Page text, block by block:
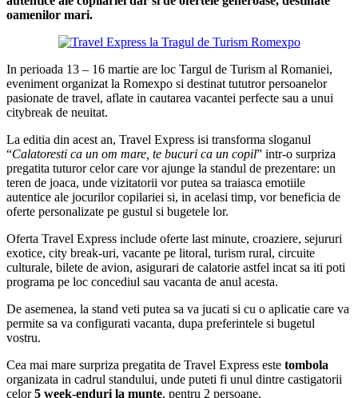
oamenilor mari.
In perioada 13 – 16 martie are loc Targul de Turism al Romaniei,
eveniment organizat la Romexpo si destinat tututror persoanelor
pasionate de travel, aflate in cautarea vacantei perfecte sau a unui
citybreak de neuitat.
La editia din acest an, Travel Express isi transforma sloganul
“Calatoresti ca un om mare, te bucuri ca un copil” intr-o surpriza
pregatita tuturor celor care vor ajunge la standul de prezentare: un
teren de joaca, unde vizitatorii vor putea sa traiasca emotiile
autentice ale jocurilor copilariei si, in acelasi timp, vor beneficia de
oferte personalizate pe gustul si bugetele lor.
Oferta Travel Express include oferte last minute, croaziere, sejururi
exotice, city break-uri, vacante pe litoral, turism rural, circuite
culturale, bilete de avion, asigurari de calatorie astfel incat sa iti poti
programa pe loc concediul sau vacanta de anul acesta.
De asemenea, la stand veti putea sa va jucati si cu o aplicatie care va
permite sa va configurati vacanta, dupa preferintele si bugetul
vostru.
Cea mai mare surpriza pregatita de Travel Express este tombola
organizata in cadrul standului, unde puteti fi unul dintre castigatorii
celor5 week-enduri la munte, pentru 2 persoane.